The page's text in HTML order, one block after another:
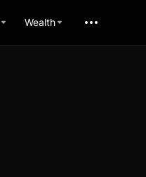
Wealth